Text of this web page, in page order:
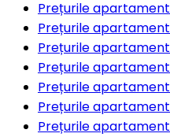
Prețurile
Prețurile
Prețurile
Prețurile
Prețurile
Prețurile
Prețurile